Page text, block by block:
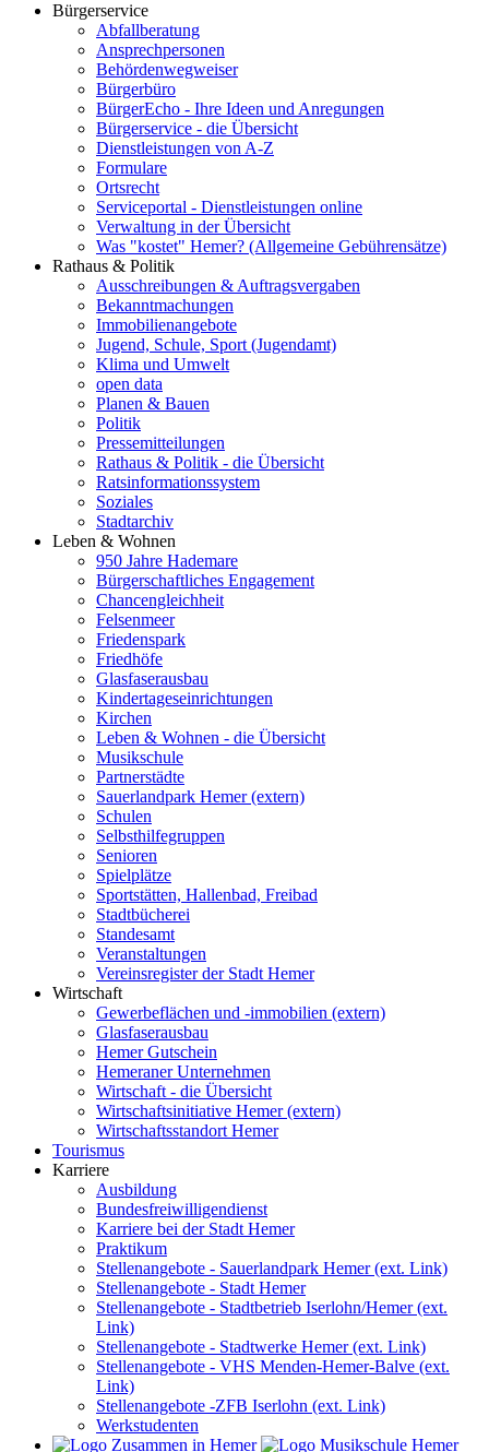
Bürgerservice
Abfallberatung
Ansprechpersonen
Behördenwegweiser
Bürgerbüro
BürgerEcho - Ihre Ideen und Anregungen
Bürgerservice - die Übersicht
Dienstleistungen von A-Z
Formulare
Ortsrecht
Serviceportal - Dienstleistungen online
Verwaltung in der Übersicht
Was "kostet" Hemer? (Allgemeine Gebührensätze)
Rathaus & Politik
Ausschreibungen & Auftragsvergaben
Bekanntmachungen
Immobilienangebote
Jugend, Schule, Sport (Jugendamt)
Klima und Umwelt
open data
Planen & Bauen
Politik
Pressemitteilungen
Rathaus & Politik - die Übersicht
Ratsinformationssystem
Soziales
Stadtarchiv
Leben & Wohnen
950 Jahre Hademare
Bürgerschaftliches Engagement
Chancengleichheit
Felsenmeer
Friedenspark
Friedhöfe
Glasfaserausbau
Kindertageseinrichtungen
Kirchen
Leben & Wohnen - die Übersicht
Musikschule
Partnerstädte
Sauerlandpark Hemer (extern)
Schulen
Selbsthilfegruppen
Senioren
Spielplätze
Sportstätten, Hallenbad, Freibad
Stadtbücherei
Standesamt
Veranstaltungen
Vereinsregister der Stadt Hemer
Wirtschaft
Gewerbeflächen und -immobilien (extern)
Glasfaserausbau
Hemer Gutschein
Hemeraner Unternehmen
Wirtschaft - die Übersicht
Wirtschaftsinitiative Hemer (extern)
Wirtschaftsstandort Hemer
Tourismus
Karriere
Ausbildung
Bundesfreiwilligendienst
Karriere bei der Stadt Hemer
Praktikum
Stellenangebote - Sauerlandpark Hemer (ext. Link)
Stellenangebote - Stadt Hemer
Stellenangebote - Stadtbetrieb Iserlohn/Hemer (ext.
Link)
Stellenangebote - Stadtwerke Hemer (ext. Link)
Stellenangebote - VHS Menden-Hemer-Balve (ext.
Link)
Stellenangebote -ZFB Iserlohn (ext. Link)
Werkstudenten